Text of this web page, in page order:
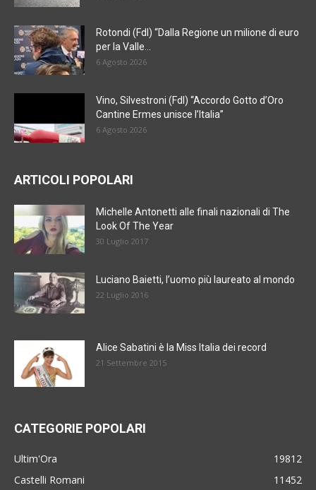
Rotondi (FdI) “Dalla Regione un milione di euro
per la Valle...
6 Agosto 2026
Vino, Silvestroni (FdI) “Accordo Gotto d’Oro
Cantine Ermes unisce l’Italia”
6 Agosto 2026
ARTICOLI POPOLARI
Michelle Antonetti alle finali nazionali di The
Look Of The Year
30 Luglio 2017
Luciano Baietti, l’uomo più laureato al mondo
22 Luglio 2016
Alice Sabatini è la Miss Italia dei record
21 Settembre 2015
CATEGORIE POPOLARI
Ultim'Ora
19812
Castelli Romani
11452